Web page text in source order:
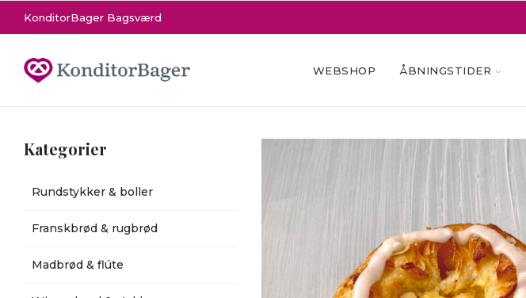
KonditorBager Bagsværd
WEBSHOP ÅBNINGSTIDER
Kategorier
Rundstykker & boller
Franskbrød & rugbrød
Madbrød & flúte